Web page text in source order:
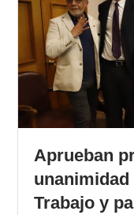
Aprueban
Trabajo y